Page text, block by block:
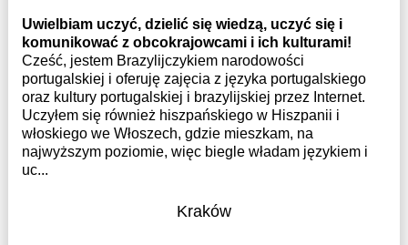
Uwielbiam uczyć, dzielić się wiedzą, uczyć się i
komunikować z obcokrajowcami i ich kulturami!
Cześć, jestem Brazylijczykiem narodowości
portugalskiej i oferuję zajęcia z języka portugalskiego
oraz kultury portugalskiej i brazylijskiej przez Internet.
Uczyłem się również hiszpańskiego w Hiszpanii i
włoskiego we Włoszech, gdzie mieszkam, na
najwyższym poziomie, więc biegle władam językiem i
uc...
Kraków